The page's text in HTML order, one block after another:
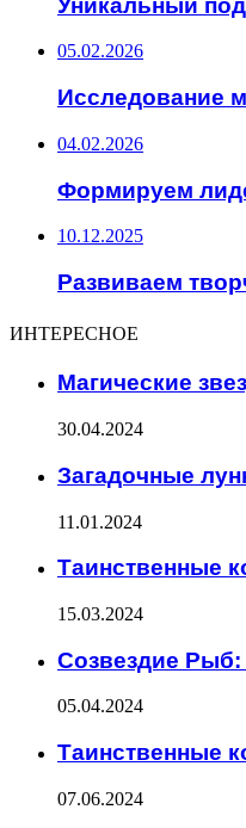
05.02.2026
Исследование
04.02.2026
Формируем
10.12.2025
Развиваем
ИНТЕРЕСНОЕ
Магические
30.04.2024
Загадочные
11.01.2024
Таинственные
15.03.2024
Созвездие
05.04.2024
Таинственные
07.06.2024